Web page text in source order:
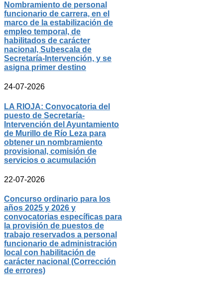
Nombramiento de personal
funcionario de carrera, en el
marco de la estabilización de
empleo temporal, de
habilitados de carácter
nacional, Subescala de
Secretaría-Intervención, y se
asigna primer destino
24-07-2026
LA RIOJA: Convocatoria del
puesto de Secretaría-
Intervención del Ayuntamiento
de Murillo de Río Leza para
obtener un nombramiento
provisional, comisión de
servicios o acumulación
22-07-2026
Concurso ordinario para los
años 2025 y 2026 y
convocatorias específicas para
la provisión de puestos de
trabajo reservados a personal
funcionario de administración
local con habilitación de
carácter nacional (Corrección
de errores)